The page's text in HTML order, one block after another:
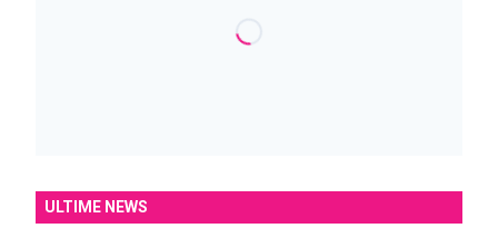
ULTIME NEWS